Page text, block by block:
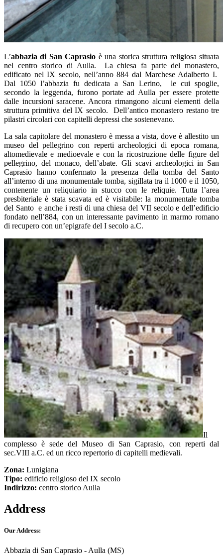
L’abbazia di San Caprasio è una storica struttura religiosa situata
nel centro storico di Aulla. La chiesa fa parte del monastero,
edificato nel IX secolo, nell’anno 884 dal Marchese Adalberto I.
Dal 1050 l’abbazia fu dedicata a San Lerino, le cui spoglie,
secondo la leggenda, furono portate ad Aulla per essere protette
dalle incursioni saracene. Ancora rimangono alcuni elementi della
struttura primitiva del IX secolo. Dell’antico monastero restano tre
pilastri circolari con capitelli depressi che sostenevano.
La sala capitolare del monastero è messa a vista, dove è allestito un
museo del pellegrino con reperti archeologici di epoca romana,
altomedievale e medioevale e con la ricostruzione delle figure del
pellegrino, del monaco, dell’abate. Gli scavi archeologici in San
Caprasio hanno confermato la presenza della tomba del Santo
all’interno di una monumentale tomba, sigillata tra il 1000 e il 1050,
contenente un reliquiario in stucco con le reliquie. Tutta l’area
presbiteriale è stata scavata ed è visitabile: la monumentale tomba
del Santo e anche i resti di una chiesa del VII secolo e dell’edificio
fondato nell’884, con un interessante pavimento in marmo romano
di recupero con un’epigrafe del I secolo a.C.
Il
complesso è sede del Museo di San Caprasio, con reperti dal
sec.VIII a.C. ed un ricco repertorio di capitelli medievali.
Zona: Lunigiana
Tipo: edificio religioso del IX secolo
Indirizzo: centro storico Aulla
Address
Our Address:
Abbazia di San Caprasio - Aulla (MS)